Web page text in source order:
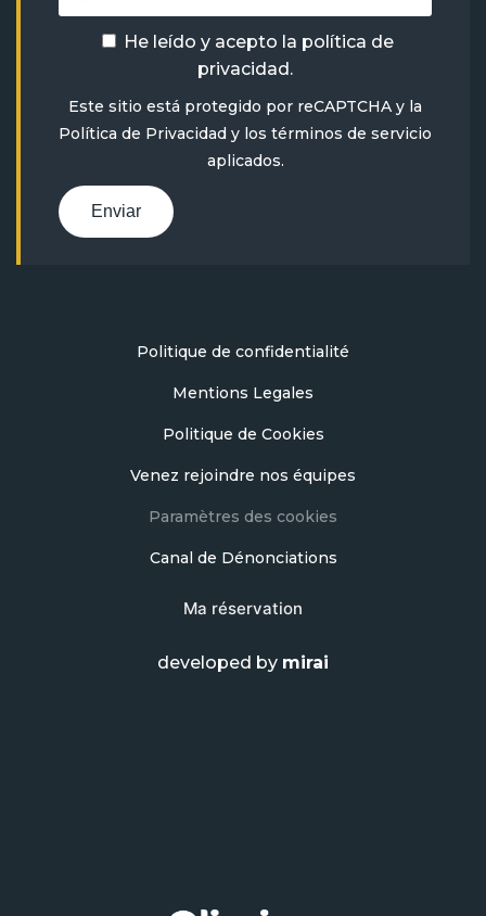
He leído y acepto la política de
privacidad.
Este sitio está protegido por reCAPTCHA y la
Política de Privacidad y los términos de servicio
aplicados.
Enviar
Politique de confidentialité
Mentions Legales
Politique de Cookies
Venez rejoindre nos équipes
Paramètres des cookies
Canal de Dénonciations
Ma réservation
developed by mirai